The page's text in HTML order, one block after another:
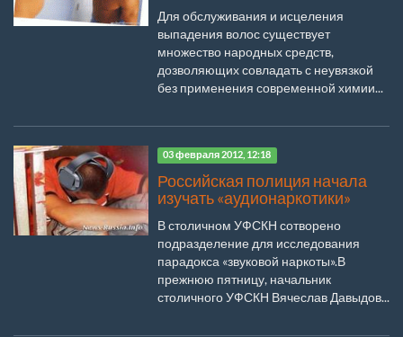
Для обслуживания и исцеления
выпадения волос существует
множество народных средств,
дозволяющих совладать с неувязкой
без применения современной химии...
03 февраля 2012, 12:18
Российская полиция начала
изучать «аудионаркотики»
В столичном УФСКН сотворено
подразделение для исследования
парадокса «звуковой наркоты».В
прежнюю пятницу, начальник
столичного УФСКН Вячеслав Давыдов...